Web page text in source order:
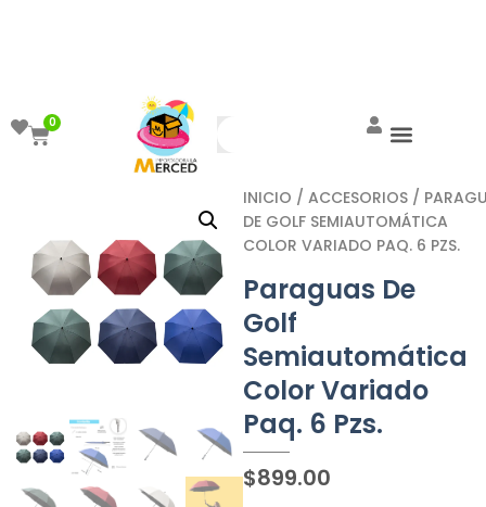
0
INICIO / ACCESORIOS /
DE GOLF SEMIAUTOMÁTICA
COLOR VARIADO PAQ. 6 PZS.
Paraguas De
Golf
Semiautomática
Color Variado
Paq. 6 Pzs.
$899.00